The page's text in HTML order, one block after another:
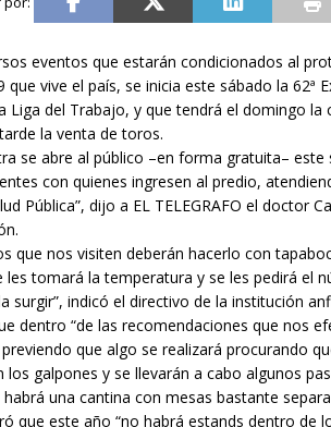
eventos que estarán condicionados al
que vive el país, se inicia este sábado la 62ª
Liga del Trabajo, y que tendrá el domingo
la venta de toros.
se abre al público –en forma gratuita–
con quienes ingresen al predio,
Pública”, dijo a EL TELEGRAFO el doctor
que nos visiten deberán hacerlo con
les tomará la temperatura y se les pedirá el
surgir”, indicó el directivo de la institución
dentro “de las recomendaciones que nos
que algo se realizará procurando
los galpones y se llevarán a cabo algunos
una cantina con mesas bastante
que este año “no habrá estands dentro de